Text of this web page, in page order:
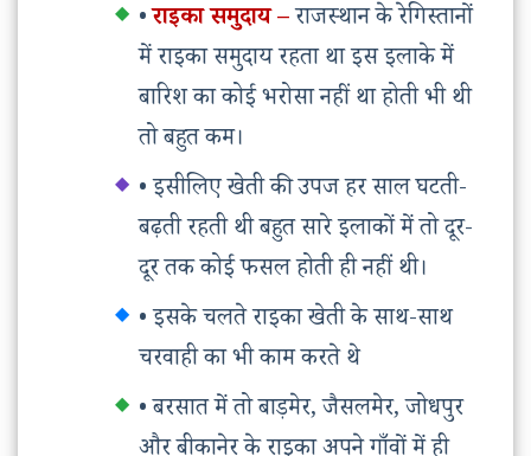
•राइका समुदाय –राजस्थान के रेगिस्तानों
में राइका समुदाय रहता था इस इलाके में
बारिश का कोई भरोसा नहीं था होती भी थी
तो बहुत कम।
• इसीलिए खेती की उपज हर साल घटती-
बढ़ती रहती थी बहुत सारे इलाकों में तो दूर-
दूर तक कोई फसल होती ही नहीं थी।
• इसके चलते राइका खेती के साथ-साथ
चरवाही का भी काम करते थे
• बरसात में तो बाड़मेर, जैसलमेर, जोधपुर